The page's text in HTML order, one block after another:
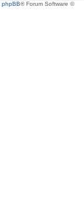
phpBB® Forum Software ©